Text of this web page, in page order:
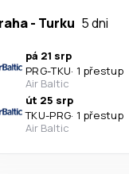
- Turku 5 dni
pá 21 srp
PRG-TKU· 1 přestup
Air Baltic
út 25 srp
TKU-PRG· 1 přestup
Air Baltic